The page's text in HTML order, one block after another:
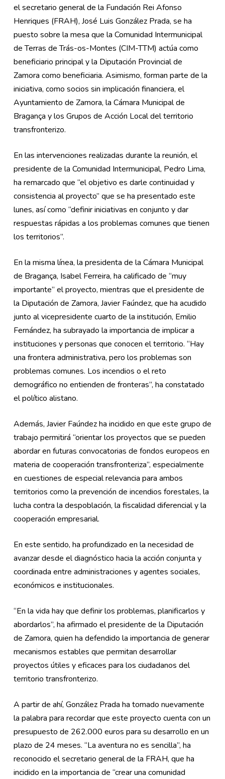
el secretario general de la Fundación Rei Afonso
Henriques (FRAH), José Luis González Prada, se ha
puesto sobre la mesa que la Comunidad Intermunicipal
de Terras de Trás-os-Montes (CIM-TTM) actúa como
beneficiario principal y la Diputación Provincial de
Zamora como beneficiaria. Asimismo, forman parte de la
iniciativa, como socios sin implicación financiera, el
Ayuntamiento de Zamora, la Cámara Municipal de
Bragança y los Grupos de Acción Local del territorio
transfronterizo.
En las intervenciones realizadas durante la reunión, el
presidente de la Comunidad Intermunicipal, Pedro Lima,
ha remarcado que “el objetivo es darle continuidad y
consistencia al proyecto” que se ha presentado este
lunes, así como “definir iniciativas en conjunto y dar
respuestas rápidas a los problemas comunes que tienen
los territorios”.
En la misma línea, la presidenta de la Cámara Municipal
de Bragança, Isabel Ferreira, ha calificado de “muy
importante” el proyecto, mientras que el presidente de
la Diputación de Zamora, Javier Faúndez, que ha acudido
junto al vicepresidente cuarto de la institución, Emilio
Fernández, ha subrayado la importancia de implicar a
instituciones y personas que conocen el territorio. “Hay
una frontera administrativa, pero los problemas son
problemas comunes. Los incendios o el reto
demográfico no entienden de fronteras”, ha constatado
el político alistano.
Además, Javier Faúndez ha incidido en que este grupo de
trabajo permitirá “orientar los proyectos que se pueden
abordar en futuras convocatorias de fondos europeos en
materia de cooperación transfronteriza”, especialmente
en cuestiones de especial relevancia para ambos
territorios como la prevención de incendios forestales, la
lucha contra la despoblación, la fiscalidad diferencial y la
cooperación empresarial.
En este sentido, ha profundizado en la necesidad de
avanzar desde el diagnóstico hacia la acción conjunta y
coordinada entre administraciones y agentes sociales,
económicos e institucionales.
“En la vida hay que definir los problemas, planificarlos y
abordarlos”, ha afirmado el presidente de la Diputación
de Zamora, quien ha defendido la importancia de generar
mecanismos estables que permitan desarrollar
proyectos útiles y eficaces para los ciudadanos del
territorio transfronterizo.
A partir de ahí, González Prada ha tomado nuevamente
la palabra para recordar que este proyecto cuenta con un
presupuesto de 262.000 euros para su desarrollo en un
plazo de 24 meses. “La aventura no es sencilla”, ha
reconocido el secretario general de la FRAH, que ha
incidido en la importancia de “crear una comunidad